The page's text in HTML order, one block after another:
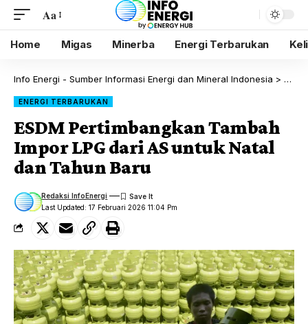
Aa
Home Migas Minerba Energi Terbarukan
Info Energi - Sumber Informasi Energi dan Mineral Indonesia > Blog
ENERGI TERBARUKAN
ESDM Pertimbangkan Tambah
Impor LPG dari AS untuk Natal
dan Tahun Baru
Last Updated: 17 Februari 2026 11:04 Pm
Redaksi InfoEnergi